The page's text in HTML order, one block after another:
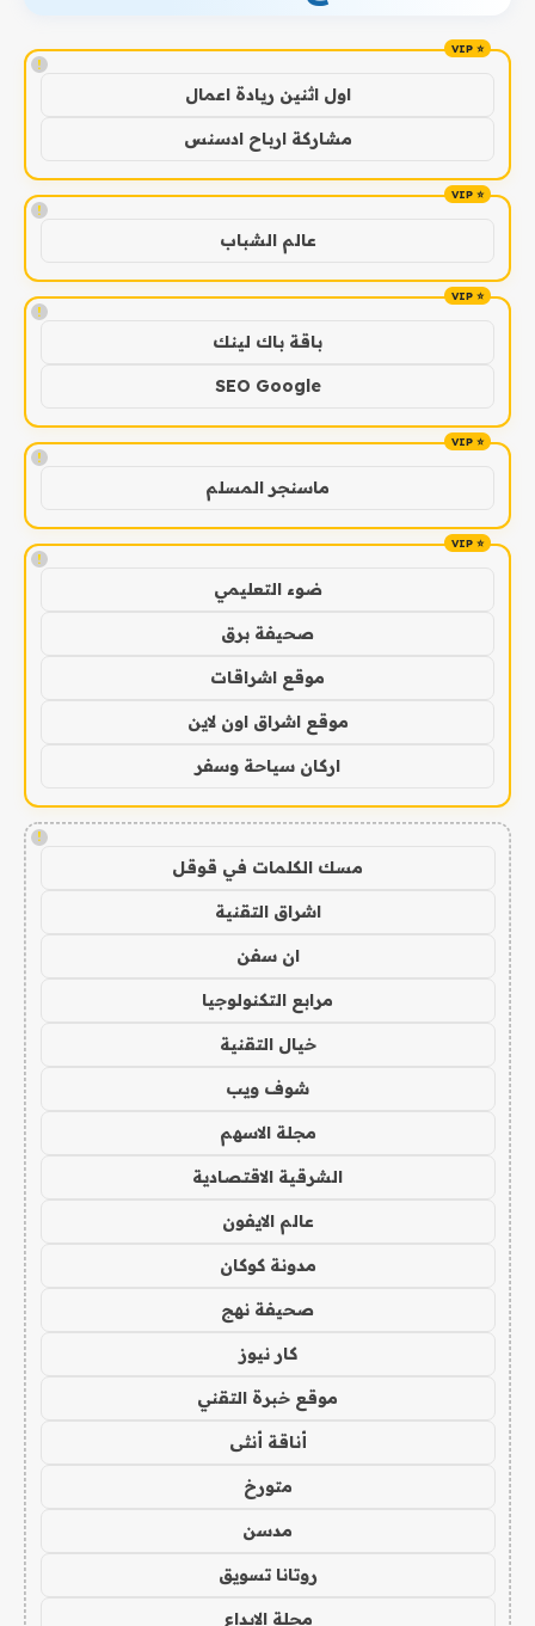
!
اول اثنين ريادة اعمال
مشاركة ارباح ادسنس
!
عالم الشباب
!
باقة باك لينك
SEO Google
!
ماسنجر المسلم
!
ضوء التعليمي
صحيفة برق
موقع اشراقات
موقع اشراق اون لاين
اركان سياحة وسفر
!
مسك الكلمات في قوقل
اشراق التقنية
ان سفن
مرابع التكنولوجيا
خيال التقنية
شوف ويب
مجلة الاسهم
الشرقية الاقتصادية
عالم الايفون
مدونة كوكان
صحيفة نهج
كار نيوز
موقع خبرة التقني
أناقة أنثى
متورخ
مدسن
روتانا تسويق
مجلة الابداع